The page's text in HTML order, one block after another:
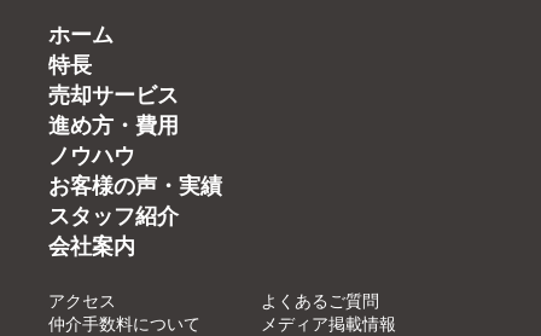
ホーム
特長
売却サービス
進め方・費用
ノウハウ
お客様の声・実績
スタッフ紹介
会社案内
アクセス
よくあるご質問
仲介手数料について
メディア掲載情報